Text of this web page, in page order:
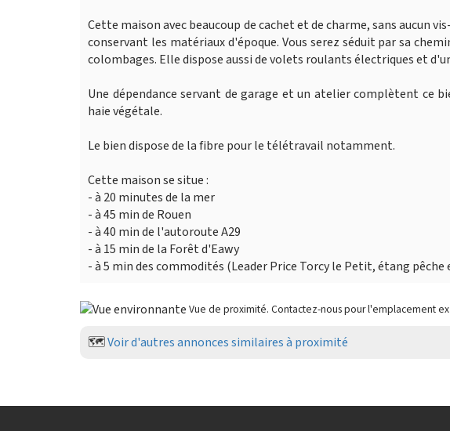
Cette maison avec beaucoup de cachet et de charme, sans aucun
conservant les matériaux d'époque. Vous serez séduit par sa
colombages. Elle dispose aussi de volets roulants électriques et
Une dépendance servant de garage et un atelier complètent ce
haie végétale.
Le bien dispose de la fibre pour le télétravail notamment.
Cette maison se situe :
- à 20 minutes de la mer
- à 45 min de Rouen
- à 40 min de l'autoroute A29
- à 15 min de la Forêt d'Eawy
- à 5 min des commodités (Leader Price Torcy le Petit, étang pêche
Vue de proximité. Contactez-nous pour l'emplacement
🗺️Voir d'autres annonces similaires à proximité